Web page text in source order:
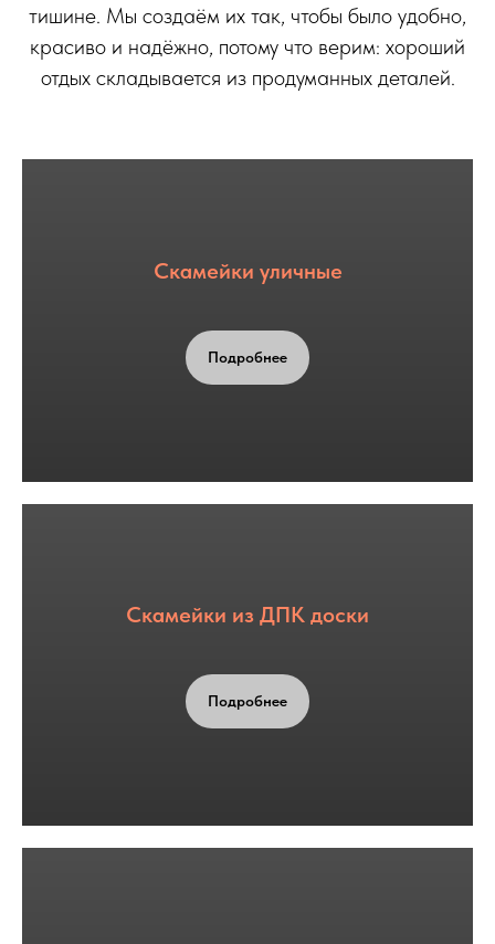
тишине. Мы создаём их так, чтобы было удобно,
красиво и надёжно, потому что верим: хороший
отдых складывается из продуманных деталей.
Скамейки уличные
Подробнее
Скамейки из ДПК доски
Подробнее